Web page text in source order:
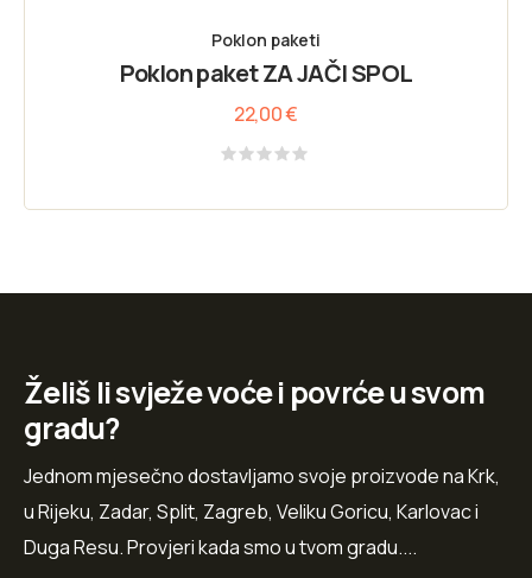
Poklon paketi
Poklon paket ZA JAČI SPOL
22,00€
out
Želiš li svježe voće i povrće u svom
gradu?
Jednom mjesečno dostavljamo svoje proizvode na Krk,
u Rijeku, Zadar, Split, Zagreb, Veliku Goricu, Karlovac i
Duga Resu. Provjeri kada smo u tvom gradu....